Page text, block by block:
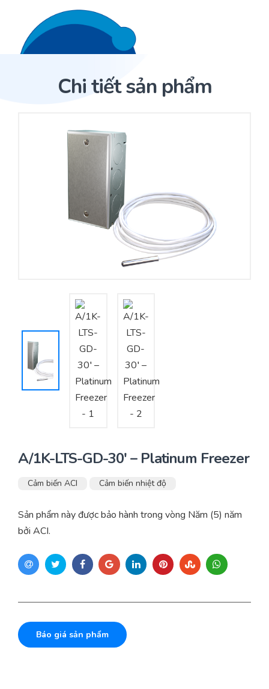
Trang Chủ
Nhà phân phối cảm biến
Nhà sản xuất thiết bị điều khiển
Cung cấp giải pháp quản lý cho toà nhà (BMS)
Tư vấn – Thiết kế – Cung cấp thiết bị HVAC
Tư vấn thiết kế, thi công tủ điều khiển
Thi công – Lắp đặt hệ thống HVAC
Chi tiết sản phẩm
A/1K-LTS-GD-30′ – Platinum Freezer
Cảm biến ACI Cảm biến nhiệt độ
Sản phẩm này được bảo hành trong vòng Năm (5) năm
bởi ACI.
Báo giá sản phẩm